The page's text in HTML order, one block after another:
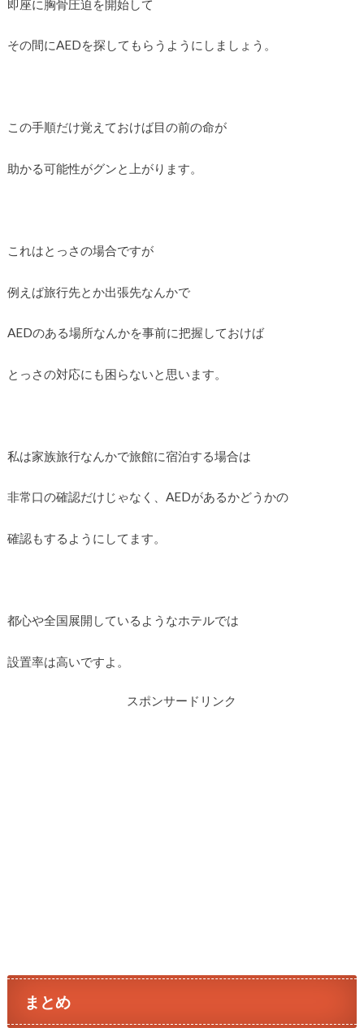
即座に胸骨圧迫を開始して
その間にAEDを探してもらうようにしましょう。
この手順だけ覚えておけば目の前の命が
助かる可能性がグンと上がります。
これはとっさの場合ですが
例えば旅行先とか出張先なんかで
AEDのある場所なんかを事前に把握しておけば
とっさの対応にも困らないと思います。
私は家族旅行なんかで旅館に宿泊する場合は
非常口の確認だけじゃなく、AEDがあるかどうかの
確認もするようにしてます。
都心や全国展開しているようなホテルでは
設置率は高いですよ。
スポンサードリンク
まとめ